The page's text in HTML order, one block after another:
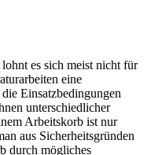
es sich meist nicht für
eine
Einsatzbedingungen
unterschiedlicher
Arbeitskorb ist nur
aus Sicherheitsgründen
durch mögliches